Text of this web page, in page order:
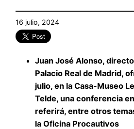
16 julio, 2024
Juan José Alonso,
Palacio Real de Madrid,
julio, en la Casa-Museo
Telde, una conferencia
referirá, entre otros
la Oficina Procautivos